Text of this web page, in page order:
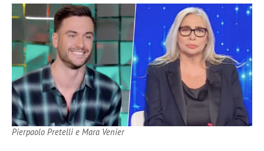
Pierpaolo Pretelli e Mara Venier